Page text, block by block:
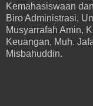
Kemahasiswaan
Biro Administrasi,
Musyarrafah Amin,
Keuangan, Muh.
Misbahuddin.